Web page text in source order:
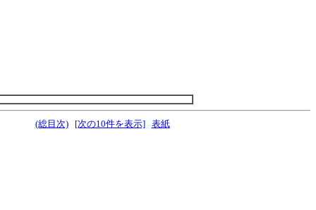
(総目次) [次の10件を表示] 表紙